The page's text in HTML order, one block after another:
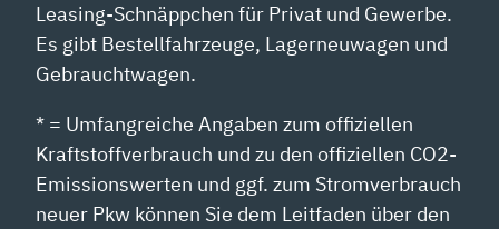
Leasing-Schnäppchen für Privat und Gewerbe.
Es gibt Bestellfahrzeuge, Lagerneuwagen und
Gebrauchtwagen.
* = Umfangreiche Angaben zum offiziellen
Kraftstoffverbrauch und zu den offiziellen CO2-
Emissionswerten und ggf. zum Stromverbrauch
neuer Pkw können Sie dem Leitfaden über den